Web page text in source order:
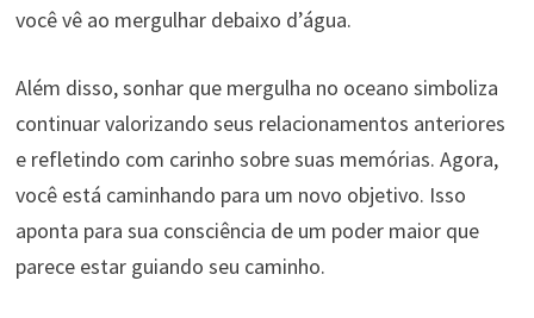
você vê ao mergulhar debaixo d’água.
Além disso, sonhar que mergulha no oceano simboliza
continuar valorizando seus relacionamentos anteriores
e refletindo com carinho sobre suas memórias. Agora,
você está caminhando para um novo objetivo. Isso
aponta para sua consciência de um poder maior que
parece estar guiando seu caminho.